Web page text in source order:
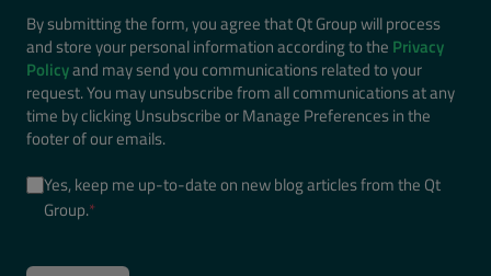
By submitting the form, you agree that Qt Group will process
and store your personal information according to the Privacy
Policyand may send you communications related to your
request. You may unsubscribe from all communications at any
time by clicking Unsubscribe or Manage Preferences in the
footer of our emails.
Yes, keep me up-to-date on new blog articles from the Qt
Group.*